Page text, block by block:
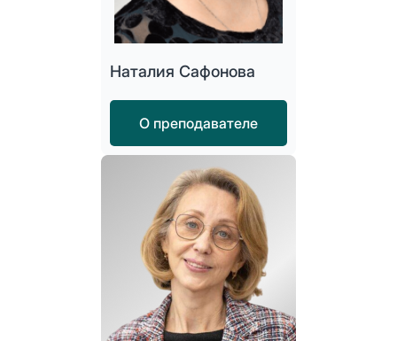
Наталия Сафонова
О преподавателе